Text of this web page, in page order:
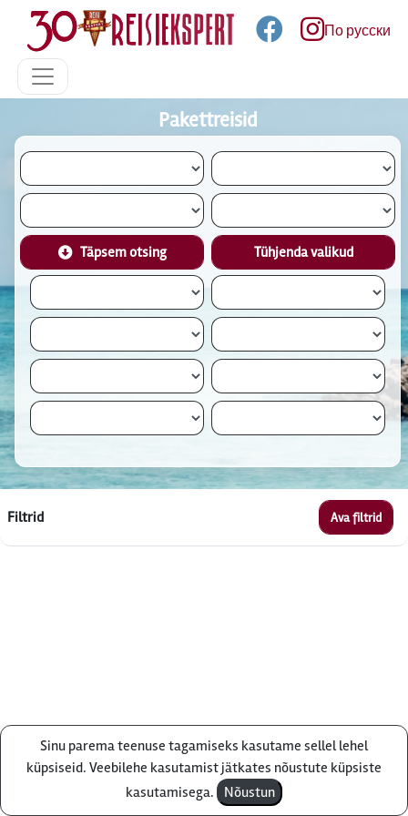
По русски
Pakettreisid
Täpsem otsing Tühjenda valikud
Filtrid Ava filtrid
Küsi pakkumist
Sinu parema teenuse tagamiseks kasutame sellel lehel
küpsiseid. Veebilehe kasutamist jätkates nõustute küpsiste
kasutamisega.
Nõustun